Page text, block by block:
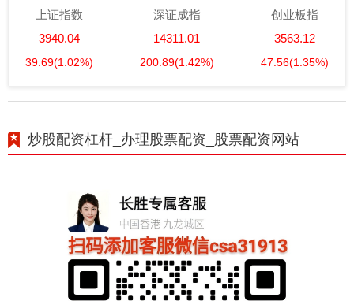
上证指数
3940.04
39.69(1.02%)
深证成指
14311.01
200.89(1.42%)
创业板指
3563.12
47.56(1.35%)
炒股配资杠杆_办理股票配资_股票配资网站